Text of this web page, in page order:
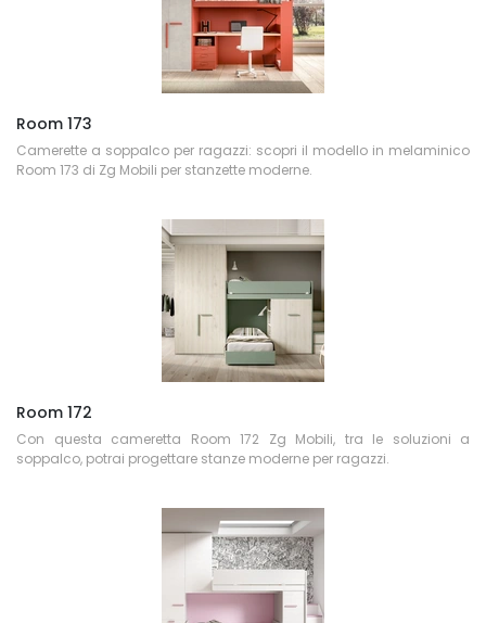
Room 173
Camerette a soppalco per ragazzi: scopri il modello in melaminico
Room 173 di Zg Mobili per stanzette moderne.
Room 172
Con questa cameretta Room 172 Zg Mobili, tra le soluzioni a
soppalco, potrai progettare stanze moderne per ragazzi.